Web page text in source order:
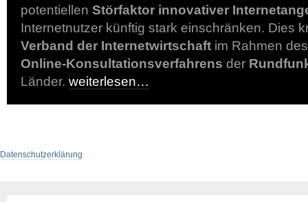
potentiellen Störfaktor innovativer
Internetnutzer künftig stark einschränken. Dies
Verband der Internetwirtschaft im Rahmen
Online-Konsultationsverfahrens der
Länder. weiterlesen…
Datenschutzerklärung